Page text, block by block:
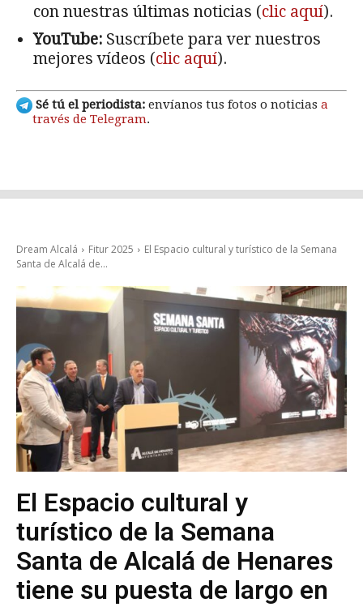
con nuestras últimas noticias (clic aquí).
YouTube: Suscríbete para ver nuestros
mejores vídeos (clic aquí).
Sé tú el periodista: envíanos tus fotos o noticias a
través de Telegram.